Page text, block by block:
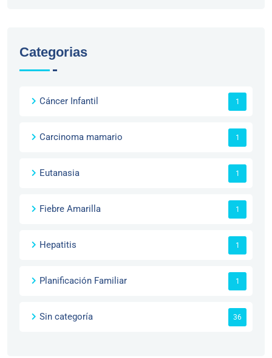
Categorias
Cáncer Infantil 1
Carcinoma mamario 1
Eutanasia 1
Fiebre Amarilla 1
Hepatitis 1
Planificación Familiar 1
Sin categoría 36